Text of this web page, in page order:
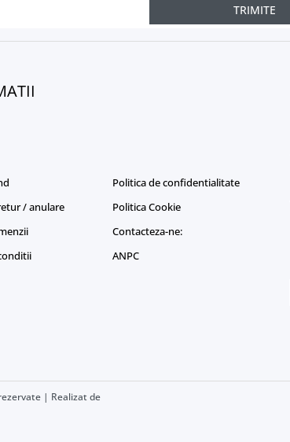
TRIMITE
/ anulare
Politica de confidentialitate
Politica Cookie
Contacteza-ne:
ANPC
| Realizat de